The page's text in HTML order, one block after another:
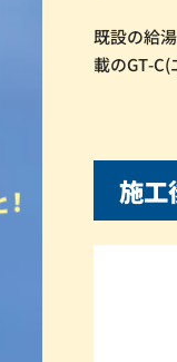
既設の給
載のGT-
施工